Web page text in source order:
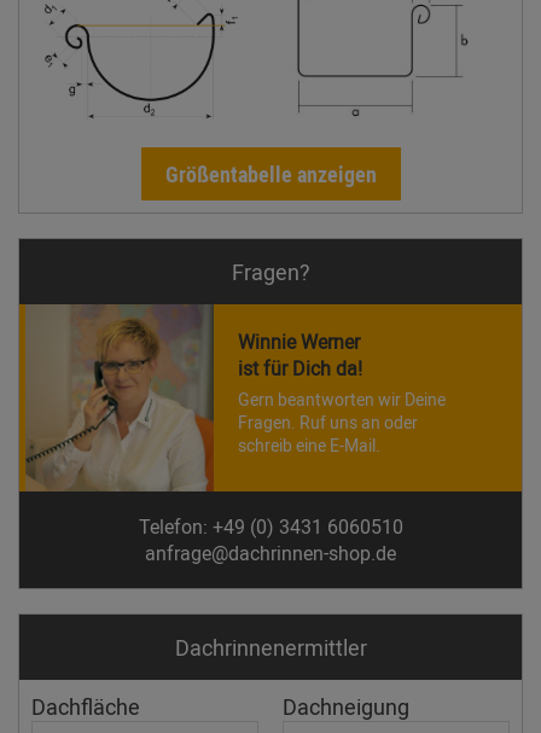
Größentabelle anzeigen
Fragen?
Winnie Werner
ist für Dich da!
Gern beantworten wir Deine
Fragen. Ruf uns an oder
schreib eine E-Mail.
Telefon: +49 (0) 3431 6060510
anfrage@dachrinnen-shop.de
Dachrinnen­ermittler
Dachfläche Dachneigung